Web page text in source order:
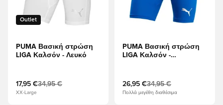
Outlet
PUMA Βασική στρώση
LIGA Καλσόν - Λευκό
17,95 €34,95 €
XX-Large
PUMA Βασική στρώση
LIGA Καλσόν -
26,95 €34,95 €
Πολλά μεγέθη διαθέσιμα